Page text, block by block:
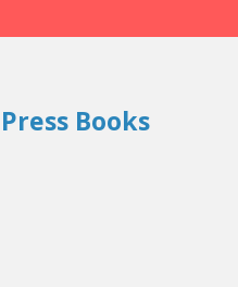
à chaque problème.
sont de mise, et
innées, tout comme le
Press Books